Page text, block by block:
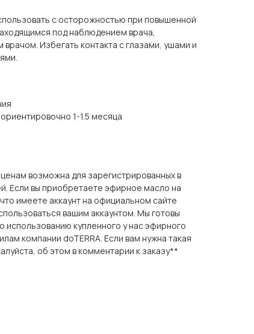
с осторожностью при повышенной
под наблюдением врача,
Избегать контакта с глазами, ушами и
1-1.5 месяца
возможна для зарегистрированных в
Если вы приобретаете эфирное масло на
имеете аккаунт на официальном сайте
вашим аккаунтом. Мы готовы
использованию купленного у нас эфирного
компании doTERRA. Если вам нужна такая
об этом в комментарии к заказу**